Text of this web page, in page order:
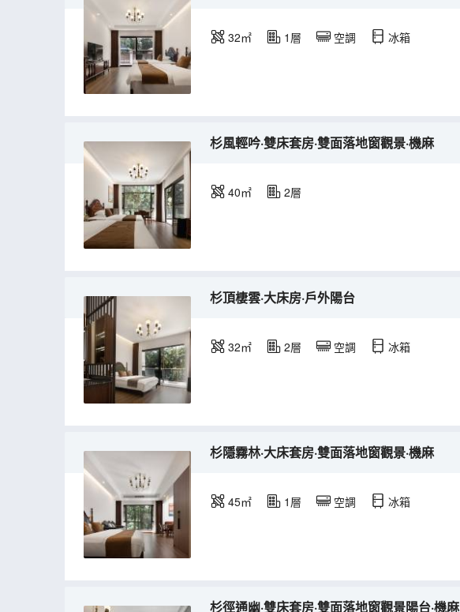
32㎡ 1層 空調 冰箱
杉風輕吟·雙床套房·雙面落地窗觀景·機麻
40㎡ 2層
杉頂棲雲·大床房·戶外陽台
32㎡ 2層 空調 冰箱
杉隱霧林·大床套房·雙面落地窗觀景·機麻
45㎡ 1層 空調 冰箱
杉徑通幽·雙床套房·雙面落地窗觀景陽台·機麻